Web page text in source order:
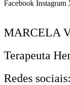
Facebook Instagram
MARCELA
Terapeuta
Redes sociais: